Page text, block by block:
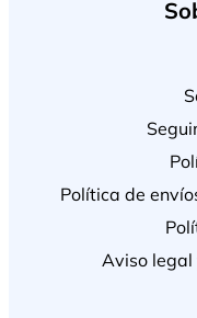
Política de
Aviso